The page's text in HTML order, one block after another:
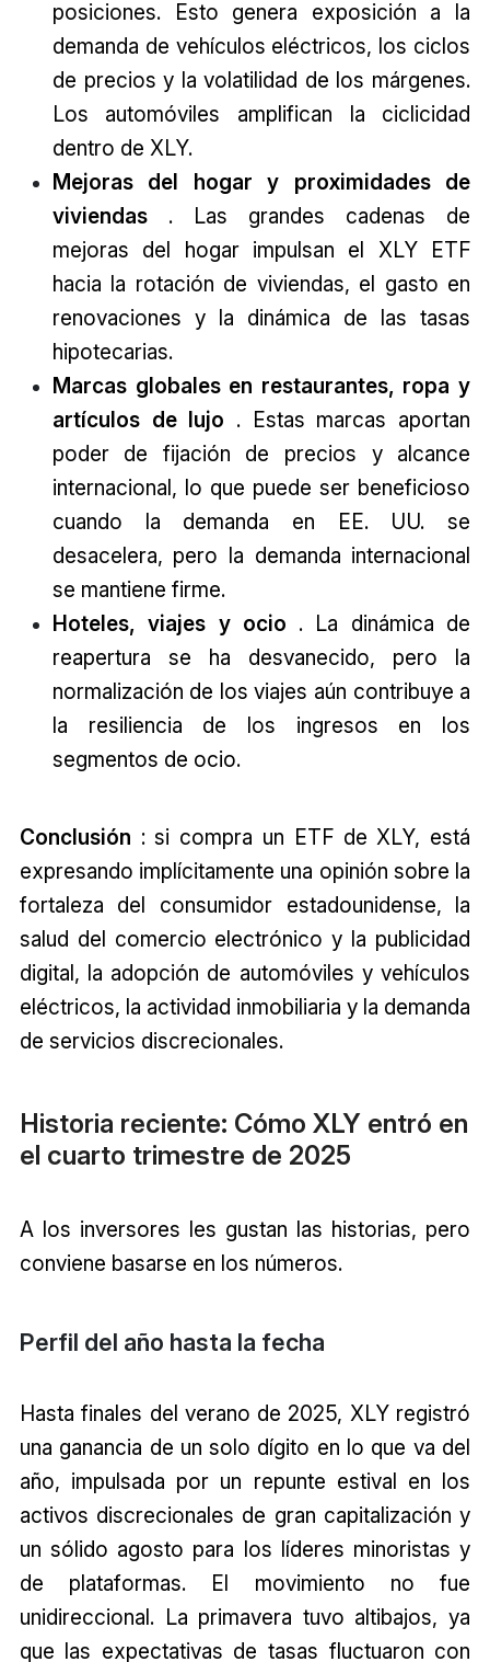
posiciones. Esto genera exposición a la
demanda de vehículos eléctricos, los ciclos
de precios y la volatilidad de los márgenes.
Los automóviles amplifican la ciclicidad
dentro de XLY.
Mejoras del hogar y proximidades de
viviendas. Las grandes cadenas de
mejoras del hogar impulsan el XLY ETF
hacia la rotación de viviendas, el gasto en
renovaciones y la dinámica de las tasas
hipotecarias.
Marcas globales en restaurantes, ropa y
artículos de lujo . Estas marcas aportan
poder de fijación de precios y alcance
internacional, lo que puede ser beneficioso
cuando la demanda en EE. UU. se
desacelera, pero la demanda internacional
se mantiene firme.
Hoteles, viajes y ocio . La dinámica de
reapertura se ha desvanecido, pero la
normalización de los viajes aún contribuye a
la resiliencia de los ingresos en los
segmentos de ocio.
Conclusión : si compra un ETF de XLY, está
expresando implícitamente una opinión sobre la
fortaleza del consumidor estadounidense, la
salud del comercio electrónico y la publicidad
digital, la adopción de automóviles y vehículos
eléctricos, la actividad inmobiliaria y la demanda
de servicios discrecionales.
Historia reciente: Cómo XLY entró en
el cuarto trimestre de 2025
A los inversores les gustan las historias, pero
conviene basarse en los números.
Perfil del año hasta la fecha
Hasta finales del verano de 2025, XLY registró
una ganancia de un solo dígito en lo que va del
año, impulsada por un repunte estival en los
activos discrecionales de gran capitalización y
un sólido agosto para los líderes minoristas y
de plataformas. El movimiento no fue
unidireccional. La primavera tuvo altibajos, ya
que las expectativas de tasas fluctuaron con